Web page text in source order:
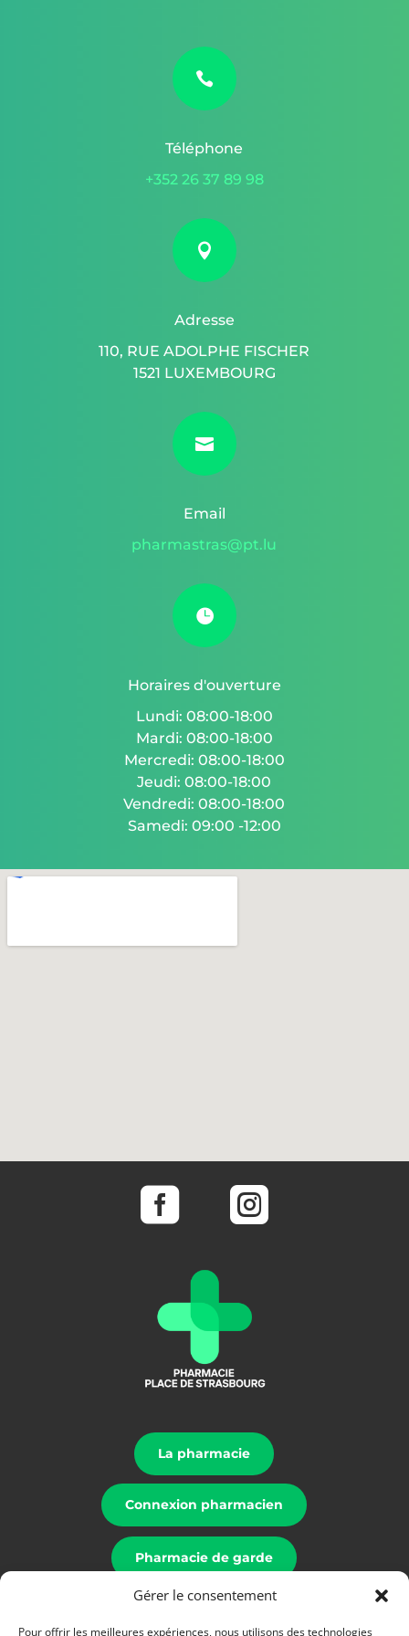
Gérer le consentement
Pour offrir les meilleures expériences, nous utilisons des technologies

Téléphone
+352 26 37 89 98

Adresse
110, RUE ADOLPHE FISCHER
1521 LUXEMBOURG

Email
pharmastras@pt.lu

Horaires d'ouverture
Lundi: 08:00-18:00
Mardi: 08:00-18:00
Mercredi: 08:00-18:00
Jeudi: 08:00-18:00
Vendredi: 08:00-18:00
Samedi: 09:00 -12:00
 
La pharmacie
Connexion pharmacien
Pharmacie de garde
Mentions légales